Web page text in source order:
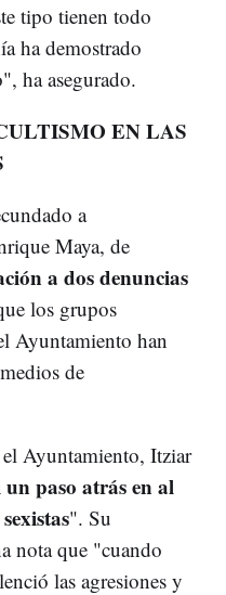
tipo tienen todo
ha demostrado
ha asegurado.
EN LAS
a
Maya, de
a dos denuncias
los grupos
Ayuntamiento han
de
Ayuntamiento, Itziar
paso atrás en al
". Su
nota que "cuando
las agresiones y